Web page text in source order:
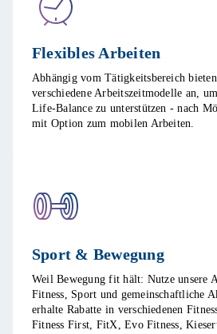
Flexibles Arbeiten ​
Abhängig vom Tätigkeitsbereich
verschiedene Arbeitszeitmodelle an,
Life-Balance zu unterstützen - nach
mit Option zum mobilen Arbeiten. ​
Sport & Bewegung​
Weil Bewegung fit hält: Nutze unsere
Fitness, Sport und gemeinschaftliche
erhalte Rabatte in verschiedenen
Fitness First, FitX, Evo Fitness,